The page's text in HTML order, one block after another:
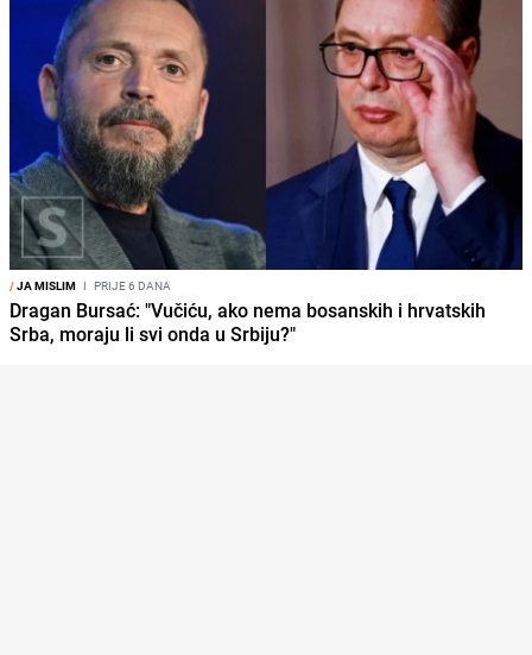
/JA MISLIM I PRIJE 6 DANA
Dragan Bursać: "Vučiću, ako nema bosanskih i hrvatskih
Srba, moraju li svi onda u Srbiju?"